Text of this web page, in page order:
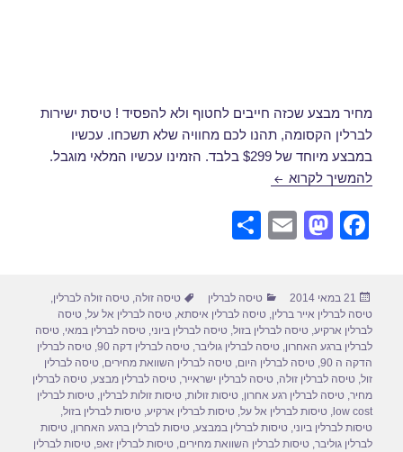
מחיר מבצע שכזה חייבים לחטוף ולא להפסיד ! טיסת ישירות
לברלין הקסומה, תהנו לכם מחוויה שלא תשכחו. עכשיו
במבצע מיוחד של $299 בלבד. הזמינו עכשיו המלאי מוגבל.
להמשיך לקרוא טיסות לברלין במאי
F
e
b
o
o
k
M
o
d
o
n
E
e
פורסם
בתאריך
21 במאי 2014 קטגוריות
טיסה לברלין תגיות
טיסה זולה,טיסה זולה לברלין,
טיסה לברלין אייר ברלין,טיסה לברלין איסתא,טיסה לברלין אל על,טיסה
לברלין ארקיע,טיסה לברלין בזול,טיסה לברלין ביוני,טיסה לברלין במאי,טיסה
לברלין ברגע האחרון,טיסה לברלין גוליבר,טיסה לברלין דקה 90 ,טיסה לברלין
הדקה ה 90
,טיסה לברלין היום,טיסה לברלין השוואת מחירים,טיסה לברלין
זול,טיסה לברלין זולה,טיסה לברלין ישראייר,טיסה לברלין מבצע,טיסה לברלין
מחיר,טיסה לברלין רגע אחרון,טיסות זולות,טיסות זולות לברלין,טיסות לברלין
low cost
,טיסות לברלין אל על,טיסות לברלין ארקיע,טיסות לברלין בזול,
טיסות לברלין ביוני,טיסות לברלין במבצע,טיסות לברלין ברגע האחרון,טיסות
לברלין גוליבר,טיסות לברלין השוואת מחירים,טיסות לברלין זאפ,טיסות לברלין